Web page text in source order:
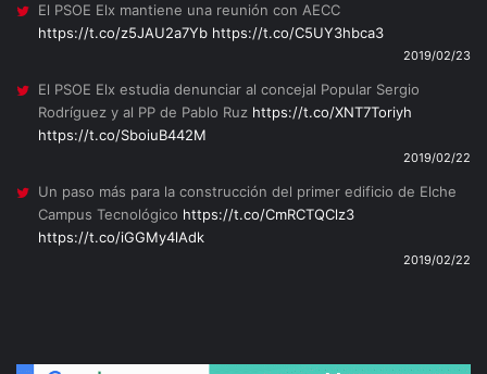
El PSOE Elx mantiene una reunión con AECC
https://t.co/z5JAU2a7Yb https://t.co/C5UY3hbca3
2019/02/23
El PSOE Elx estudia denunciar al concejal Popular Sergio
Rodríguez y al PP de Pablo Ruz https://t.co/XNT7Toriyh
https://t.co/SboiuB442M
2019/02/22
Un paso más para la construcción del primer edificio de Elche
Campus Tecnológico https://t.co/CmRCTQClz3
https://t.co/iGGMy4lAdk
2019/02/22